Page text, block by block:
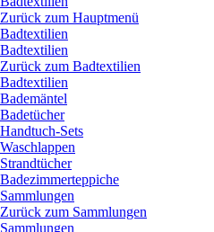
Zurück zum Hauptmenü
Badtextilien
Badtextilien
Zurück zum Badtextilien
Badtextilien
Bademäntel
Badetücher
Handtuch-Sets
Waschlappen
Strandtücher
Badezimmerteppiche
Sammlungen
Zurück zum Sammlungen
Sammlungen